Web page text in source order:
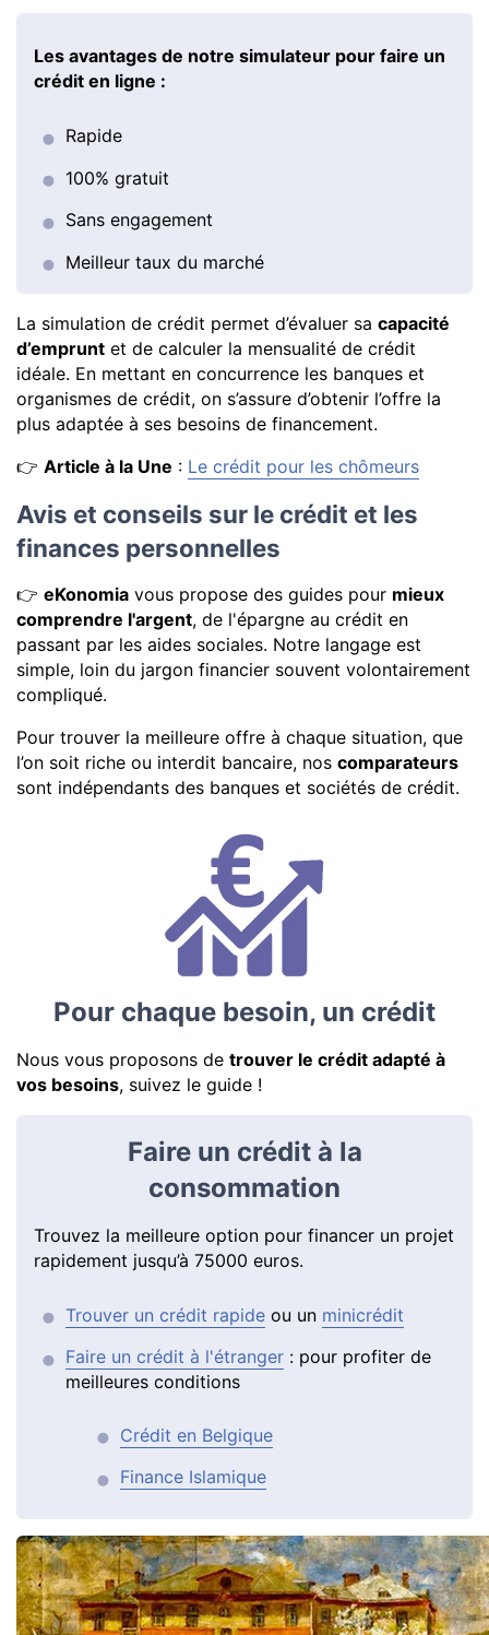
Les avantages de notre simulateur pour faire un
crédit en ligne :
Rapide
100% gratuit
Sans engagement
Meilleur taux du marché
La simulation de crédit permet d’évaluer sa capacité
d’emprunt et de calculer la mensualité de crédit
idéale. En mettant en concurrence les banques et
organismes de crédit, on s’assure d’obtenir l’offre la
plus adaptée à ses besoins de financement.
👉 Article à la Une : Le crédit pour les chômeurs
Avis et conseils sur le crédit et les
finances personnelles
👉 eKonomia vous propose des guides pour mieux
comprendre l'argent, de l'épargne au crédit en
passant par les aides sociales. Notre langage est
simple, loin du jargon financier souvent volontairement
compliqué.
Pour trouver la meilleure offre à chaque situation, que
l’on soit riche ou interdit bancaire, nos comparateurs
sont indépendants des banques et sociétés de crédit.
Pour chaque besoin, un crédit
Nous vous proposons de trouver le crédit adapté à
vos besoins, suivez le guide !
Faire un crédit à la
consommation
Trouvez la meilleure option pour financer un projet
rapidement jusqu’à 75000 euros.
Trouver un crédit rapideou un minicrédit
Faire un crédit à l'étranger: pour profiter de
meilleures conditions
Crédit en Belgique
Finance Islamique